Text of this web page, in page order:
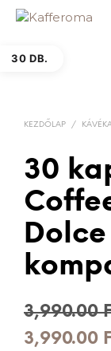
30 DB.
KEZDŐLAP /
30
3,990.00
3,990.00